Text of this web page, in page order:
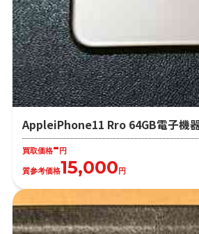
AppleiPhone11 Rro 64GB電子機
買取価格-円
質参考価格15,000円